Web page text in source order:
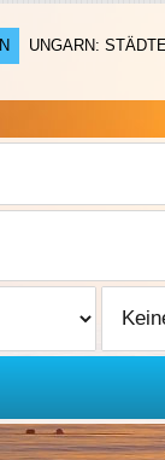
UNGARN: